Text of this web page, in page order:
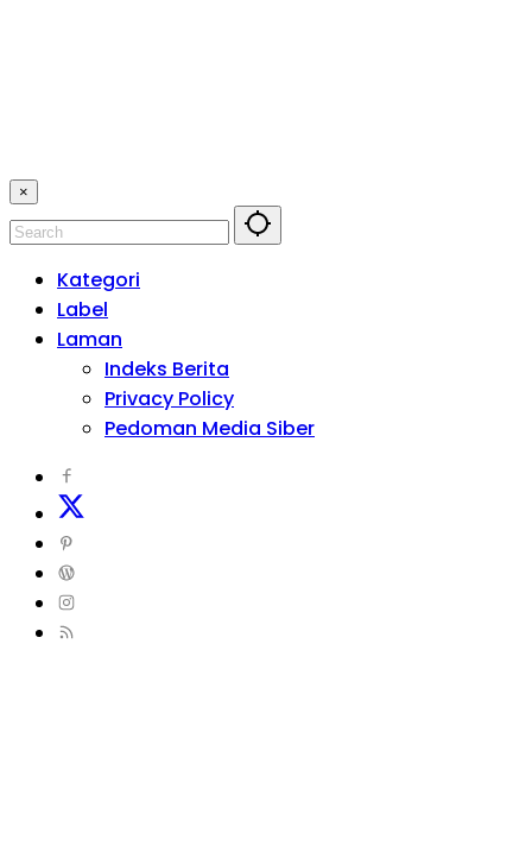
×
Kategori
Label
Laman
Indeks Berita
Privacy Policy
Pedoman Media Siber